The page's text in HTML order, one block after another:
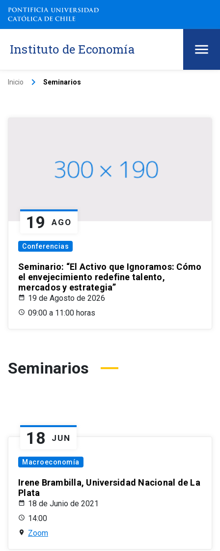
Instituto de Economía
Inicio keyboard_arrow_right Seminarios
19 AGO
Conferencias
Seminario: “El Activo que Ignoramos: Cómo
el envejecimiento redefine talento,
mercados y estrategia”
19 de Agosto de 2026
09:00 a 11:00 horas
Seminarios
18 JUN
Macroeconomía
Irene Brambilla, Universidad Nacional de La
Plata
18 de Junio de 2021
14:00
Zoom